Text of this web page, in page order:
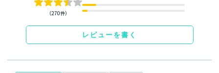
（270件）
レビューを書く